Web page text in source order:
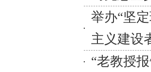
举办“坚
主义建设
“老教授